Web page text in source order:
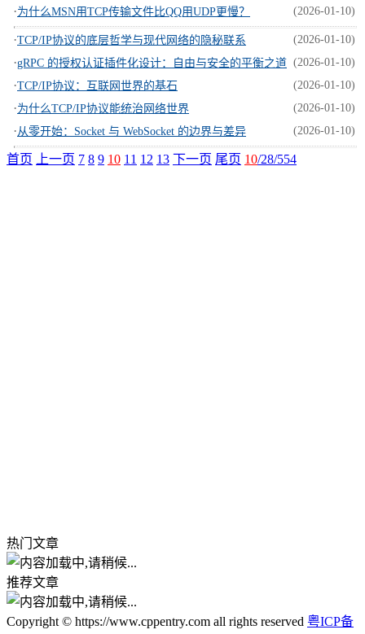
·为什么MSN用TCP传输文件比QQ用UDP更慢？ (2026-01-10)
·TCP/IP协议的底层哲学与现代网络的隐秘联系 (2026-01-10)
·gRPC 的授权认证插件化设计：自由与安全的平衡之道 (2026-01-10)
·TCP/IP协议：互联网世界的基石 (2026-01-10)
·为什么TCP/IP协议能统治网络世界 (2026-01-10)
·从零开始：Socket 与 WebSocket 的边界与差异 (2026-01-10)
首页 上一页 7 8 9 10 11 12 13 下一页 尾页 10/28/554
热门文章
推荐文章
Copyright © https://www.cppentry.com all rights reserved 粤ICP备